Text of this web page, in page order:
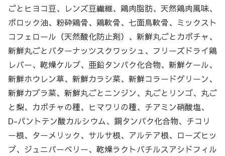
ごとヒヨコ豆、レンズ豆繊維、鶏肉脂肪、天然鶏肉風味、
ポロック油、粉砕鶏骨、鶏軟骨、七面鳥軟骨、ミックスト
コフェロール（天然酸化防止剤）、新鮮丸ごとカボチャ、
新鮮丸ごとバターナッツスクワッシュ、フリーズドライ鶏
レバー、乾燥ケルプ、亜鉛タンパク化合物、新鮮ケール、
新鮮ホウレン草、新鮮カラシ菜、新鮮コラードグリーン、
新鮮カブラ菜、新鮮丸ごとニンジン、丸ごとリンゴ、丸ご
と梨、カボチャの種、ヒマワリの種、チアミン硝酸塩、
D-パントテン酸カルシウム、銅タンパク化合物、チコリ
ー根、ターメリック、サルサ根、アルテア根、ローズヒッ
プ、ジュニパーベリー、乾燥ラクトバチルスアシドフィル